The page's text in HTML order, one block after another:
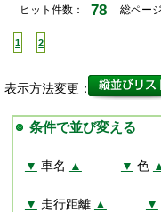
ヒット件数： 78 総ペー
1 2
表示方法変更：
条件で並び変える
▼ 車名 ▲ ▼ 色
▼ 走行距離 ▲ ▼